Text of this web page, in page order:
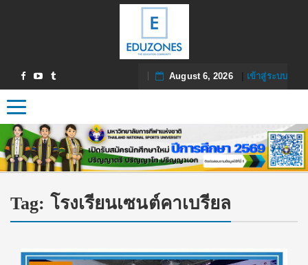
August 6, 2026| เข้าสู่ระบบ
Toggle navigation
Tag: โรงเรียนเซนต์คาเบรียล